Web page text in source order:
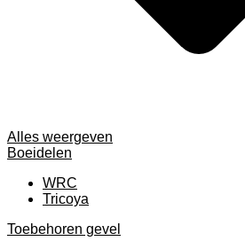
Alles weergeven
Boeidelen
WRC
Tricoya
Toebehoren gevel